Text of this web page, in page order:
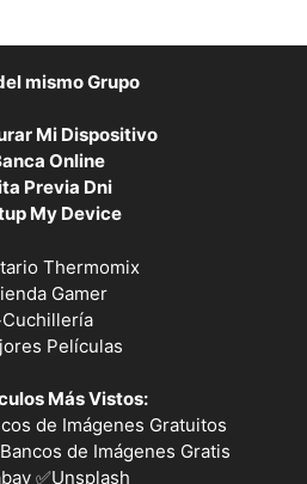
mismo Grupo
Mi Dispositivo
Online
Previa Dni
My Device
Thermomix
Gamer
Cuchillería
Películas
Más Vistos:
de Imágenes Gratuitos
de Imágenes Gratis
✅Unsplash